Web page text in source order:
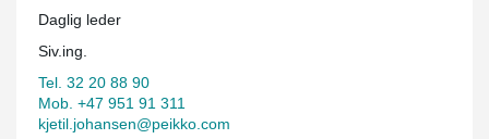
Daglig leder
Siv.ing.
Tel. 32 20 88 90
Mob. +47 951 91 311
kjetil.johansen@peikko.com